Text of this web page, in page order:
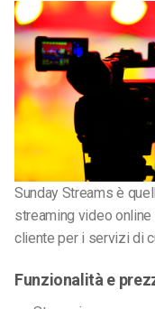
Sunday Streams è
streaming video
cliente per i servizi di
Funzionalità e